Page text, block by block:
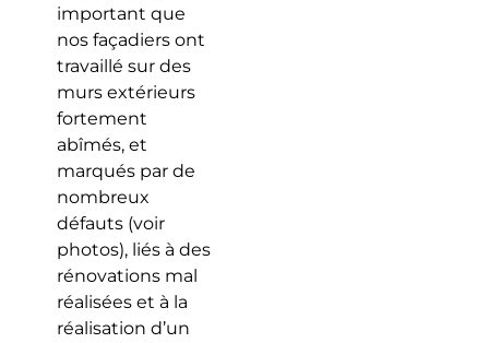
important que
nos façadiers ont
travaillé sur des
murs extérieurs
fortement
abîmés, et
marqués par de
nombreux
défauts (voir
photos), liés à des
rénovations mal
réalisées et à la
réalisation d’un